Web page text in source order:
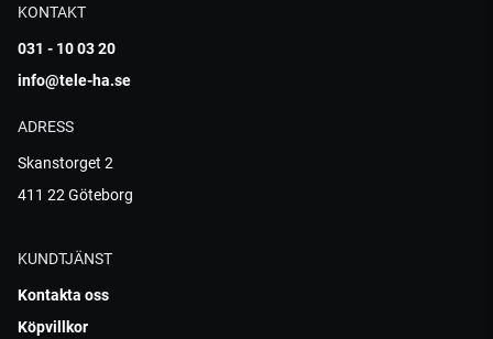
KONTAKT
031 - 10 03 20
info@tele-ha.se
ADRESS
Skanstorget 2
411 22 Göteborg
KUNDTJÄNST
Kontakta oss
Köpvillkor